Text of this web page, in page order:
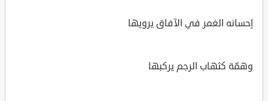
إحسانه الغمر في الآفاق يرويها
وهمّة كثهاب الرجم يركبها